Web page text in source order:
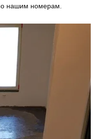
нашим номерам.